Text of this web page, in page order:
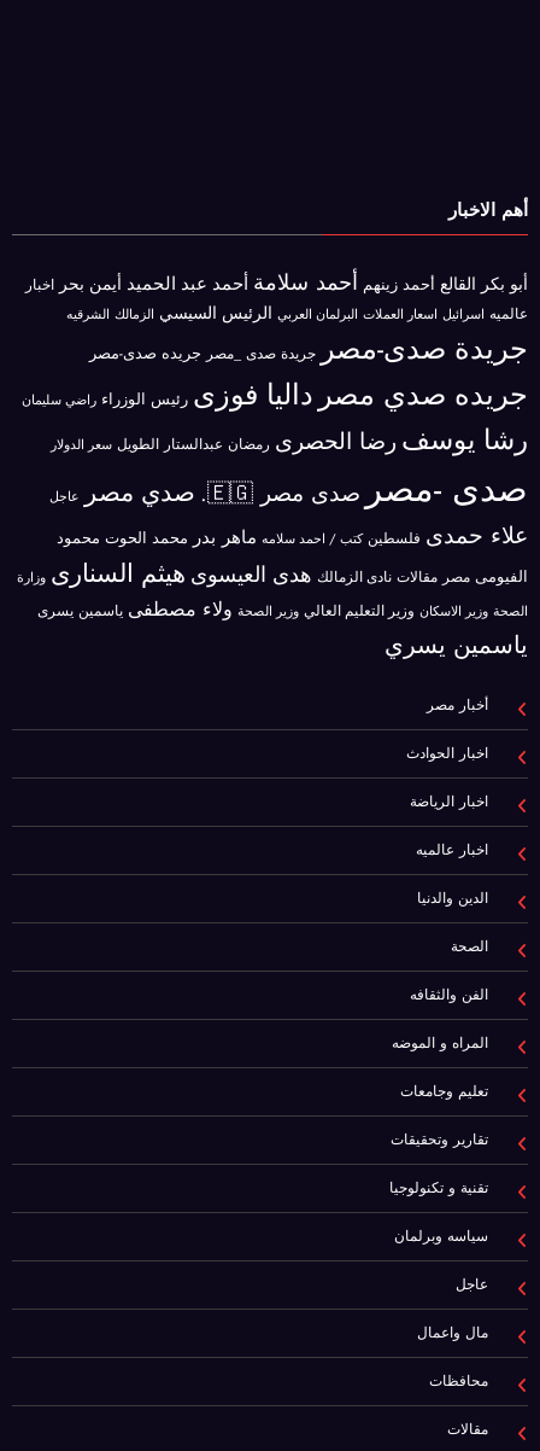
أهم الاخبار
أبو بكر القالع أحمد زينهم أحمد سلامة أحمد عبد الحميد أيمن بحر اخبار
عالميه اسرائيل اسعار العملات البرلمان العربي الرئيس السيسي الزمالك الشرقيه
جريدة صدى-مصر جريدة صدى _مصر جريده صدى-مصر
جريده صدي مصر داليا فوزى رئيس الوزراء راضي سليمان
رشا يوسف رضا الحصرى رمضان عبدالستار الطويل سعر الدولار
صدى -مصر صدى مصر 🇪🇬. صدي مصر عاجل
علاء حمدى فلسطين كتب / احمد سلامه ماهر بدر محمد الحوت محمود
الفيومى مصر مقالات نادى الزمالك هدى العيسوى هيثم السنارى وزارة
الصحة وزير الاسكان وزير التعليم العالي وزير الصحة ولاء مصطفى ياسمين يسرى
ياسمين يسري
أخبار مصر
اخبار الحوادث
اخبار الرياضة
اخبار عالميه
الدين والدنيا
الصحة
الفن والثقافه
المراه و الموضه
تعليم وجامعات
تقارير وتحقيقات
تقنية و تكنولوجيا
سياسه وبرلمان
عاجل
مال واعمال
محافظات
مقالات